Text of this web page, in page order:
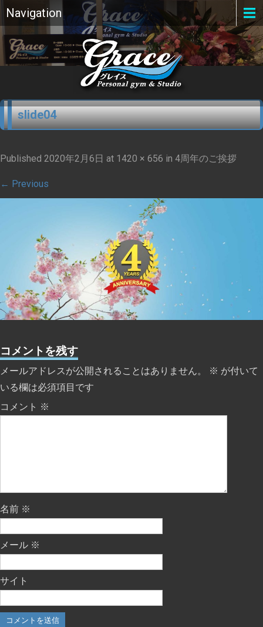
Navigation
slide04
Published 2020年2月6日 at 1420 × 656 in 4周年のご挨拶
← Previous
コメントを残す
メールアドレスが公開されることはありません。 ※ が付いて
いる欄は必須項目です
コメント ※
名前 ※
メール ※
サイト